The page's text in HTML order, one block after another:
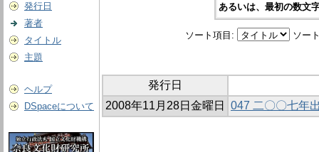
発行日
著者
タイトル
主題
ヘルプ
DSpaceについて
あるいは、最初の数文
ソート項目: ソー
発行日
2008年11月28日金曜日
047 二〇〇七年